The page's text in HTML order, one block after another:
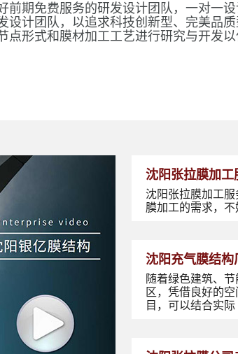
前期免费服务的研发设计团队，一对一设
设计团队，以追求科技创新型、完美品
点形式和膜材加工工艺进行研究与开发
沈阳张拉膜加
沈阳张拉膜加工
膜加工的需求，
沈阳充气膜结
随着绿色建筑、
区，凭借良好的
目，可以结合实际